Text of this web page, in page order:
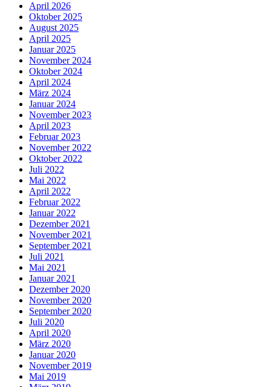
April 2026
Oktober 2025
August 2025
April 2025
Januar 2025
November 2024
Oktober 2024
April 2024
März 2024
Januar 2024
November 2023
April 2023
Februar 2023
November 2022
Oktober 2022
Juli 2022
Mai 2022
April 2022
Februar 2022
Januar 2022
Dezember 2021
November 2021
September 2021
Juli 2021
Mai 2021
Januar 2021
Dezember 2020
November 2020
September 2020
Juli 2020
April 2020
März 2020
Januar 2020
November 2019
Mai 2019